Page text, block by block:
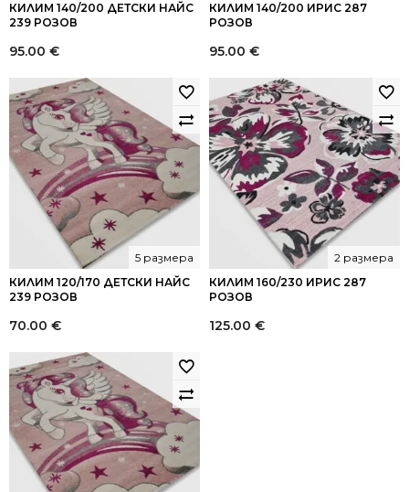
КИЛИМ 140/200 ДЕТСКИ НАЙС
239 РОЗОВ
95.00 €
КИЛИМ 140/200 ИРИС 287
РОЗОВ
95.00 €
КИЛИМ 120/170 ДЕТСКИ НАЙС
239 РОЗОВ
5 размера
70.00 €
КИЛИМ 160/230 ИРИС 287
РОЗОВ
2 размера
125.00 €